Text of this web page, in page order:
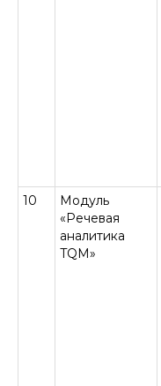
10
Модуль
«Речевая
аналитика
TQM»